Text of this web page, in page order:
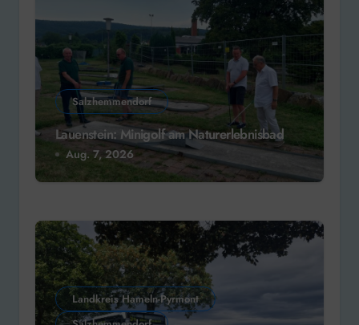
Salzhemmendorf
Lauenstein: Minigolf am Naturerlebnisbad
Aug. 7, 2026
Landkreis Hameln-Pyrmont